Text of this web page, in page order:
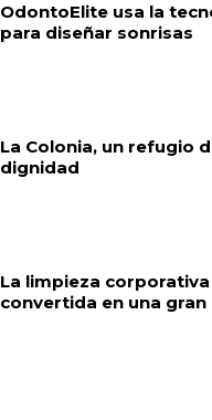
OdontoElite usa la
para diseñar sonrisas
La Colonia, un refugio
dignidad
La limpieza corporativa
convertida en una gran